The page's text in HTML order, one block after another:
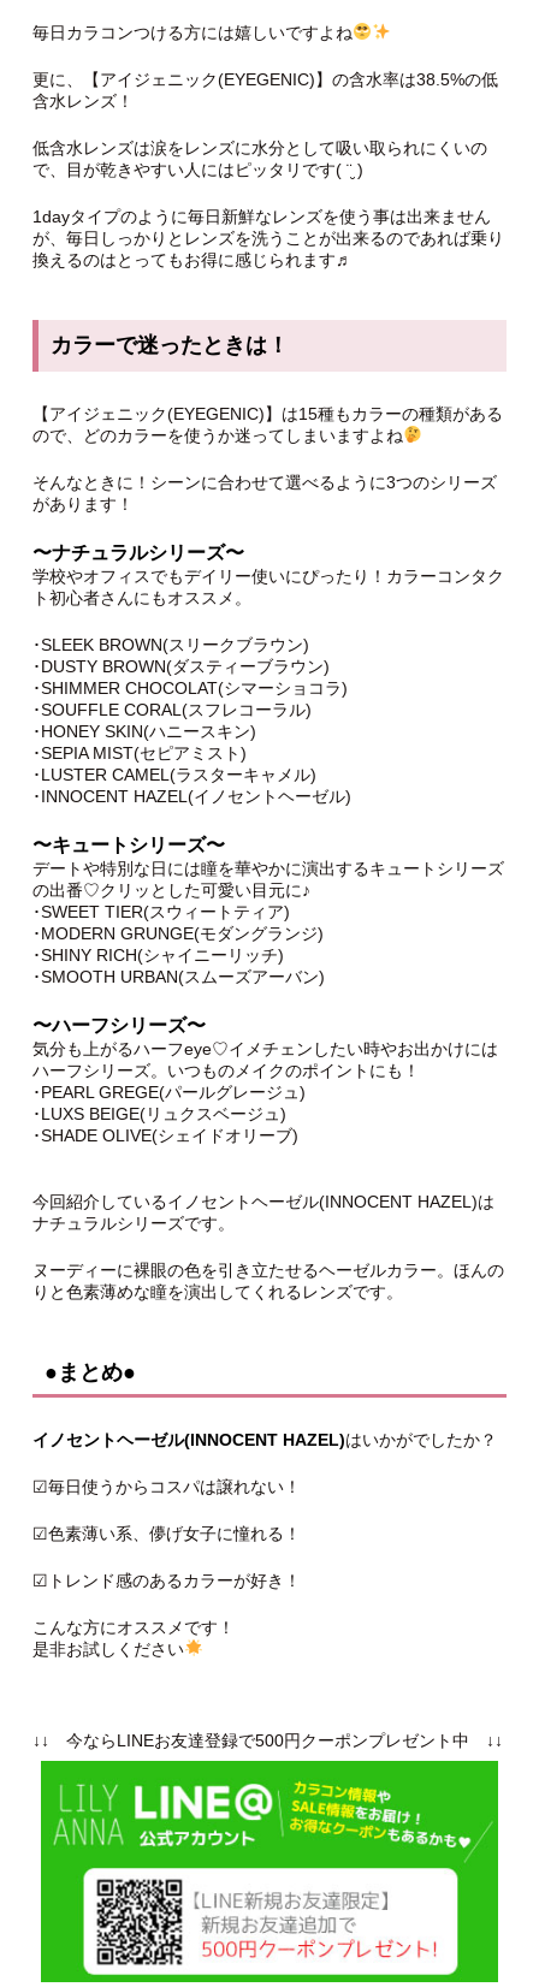
毎日カラコンつける方には嬉しいですよね
更に、【アイジェニック(EYEGENIC)】の含水率は38.5%の低
含水レンズ！
低含水レンズは涙をレンズに水分として吸い取られにくいの
で、目が乾きやすい人にはピッタリです( ¨̮ )
1dayタイプのように毎日新鮮なレンズを使う事は出来ません
が、毎日しっかりとレンズを洗うことが出来るのであれば乗り
換えるのはとってもお得に感じられます♬︎
カラーで迷ったときは！
【アイジェニック(EYEGENIC)】は15種もカラーの種類がある
ので、どのカラーを使うか迷ってしまいますよね
そんなときに！シーンに合わせて選べるように3つのシリーズ
があります！
〜ナチュラルシリーズ〜
学校やオフィスでもデイリー使いにぴったり！カラーコンタク
ト初心者さんにもオススメ。
･SLEEK BROWN(スリークブラウン)
･DUSTY BROWN(ダスティーブラウン)
･SHIMMER CHOCOLAT(シマーショコラ)
･SOUFFLE CORAL(スフレコーラル)
･HONEY SKIN(ハニースキン)
･SEPIA MIST(セピアミスト)
･LUSTER CAMEL(ラスターキャメル)
･INNOCENT HAZEL(イノセントヘーゼル)
〜キュートシリーズ〜
デートや特別な日には瞳を華やかに演出するキュートシリーズ
の出番♡クリッとした可愛い目元に♪
･SWEET TIER(スウィートティア)
･MODERN GRUNGE(モダングランジ)
･SHINY RICH(シャイニーリッチ)
･SMOOTH URBAN(スムーズアーバン)
〜ハーフシリーズ〜
気分も上がるハーフeye♡イメチェンしたい時やお出かけには
ハーフシリーズ。いつものメイクのポイントにも！
･PEARL GREGE(パールグレージュ)
･LUXS BEIGE(リュクスベージュ)
･SHADE OLIVE(シェイドオリーブ)
今回紹介しているイノセントヘーゼル(INNOCENT HAZEL)は
ナチュラルシリーズです。
ヌーディーに裸眼の色を引き立たせるヘーゼルカラー。ほんの
りと色素薄めな瞳を演出してくれるレンズです。
●まとめ●
イノセントヘーゼル(INNOCENT HAZEL)はいかがでしたか？
☑︎毎日使うからコスパは譲れない！
☑︎色素薄い系、儚げ女子に憧れる！
☑︎トレンド感のあるカラーが好き！
こんな方にオススメです！
是非お試しください
↓↓ 今ならLINEお友達登録で500円クーポンプレゼント中 ↓↓